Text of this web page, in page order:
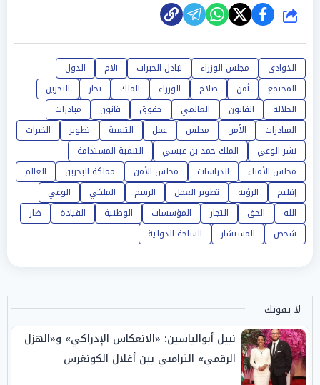
شارك
الذوادي مجلس الوزراء تبادل الخبرات آلام
الدول
المجتمع
أمن صلاح الوزراء الملك تجار
البحرين
الجلالة
القانون العالمي حقوق قانون
مبادرات
المبادرات
الأمن مجلس عمل التنمية تطوير
الخبرات
نشر الوعي
الملك حمد بن عيسي
التنمية المستدامة
مجلس الأمناء
الدراسات مجلس الأمن مملكة البحرين
العالم
إقليم
الرؤية تطوير العمل الرسم الملكي
الوعي
الله
الحق التجار المؤسسات الوطنية القيادة
ضار
شخص
المستشار الساحة الدولية
لا يفوتك
نبيل أبوالياسين: «الانعكاس الإدراكي» و«الهزل
الرقمي» الترامبي بين أغلال الكونغرس